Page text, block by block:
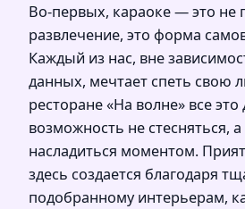
Во-первых, караоке — это не
развлечение, это форма
Каждый из нас, вне
данных, мечтает спеть свою
ресторане «На волне» все это
возможность не стесняться,
насладиться моментом.
здесь создается благодаря
подобранному интерьерам,